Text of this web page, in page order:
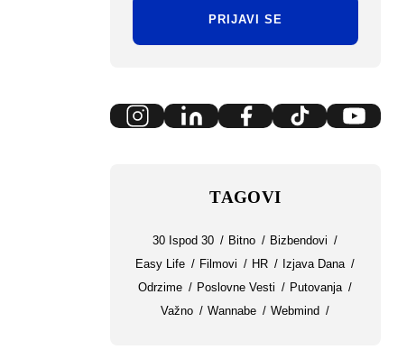
PRIJAVI SE
TAGOVI
30 Ispod 30 Bitno
Bizbendovi
Easy Life
Filmovi HR
Izjava Dana
Odrzime
Poslovne Vesti
Putovanja
Važno
Wannabe Webmind